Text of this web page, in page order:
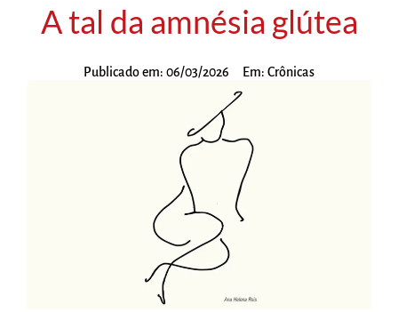
A tal da amnésia glútea
Publicado em: 06/03/2026 Em: Crônicas